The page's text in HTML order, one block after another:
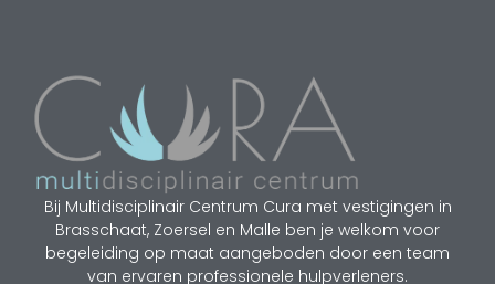
Bij Multidisciplinair Centrum Cura met vestigingen in
Brasschaat, Zoersel en Malle ben je welkom voor
begeleiding op maat aangeboden door een team
van ervaren professionele hulpverleners.